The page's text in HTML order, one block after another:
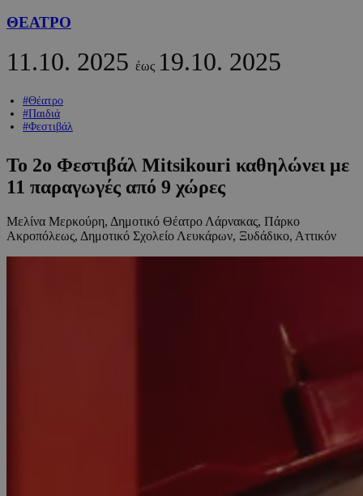
ΘΕΑΤΡΟ
11.10. 2025 έως 19.10. 2025
#Θέατρο
#Παιδιά
#Φεστιβάλ
Το 2ο Φεστιβάλ Mitsikouri καθηλώνει με
11 παραγωγές από 9 χώρες
Μελίνα Μερκούρη, Δημοτικό Θέατρο Λάρνακας, Πάρκο
Ακροπόλεως, Δημοτικό Σχολείο Λευκάρων, Ξυδάδικο, Αττικόν